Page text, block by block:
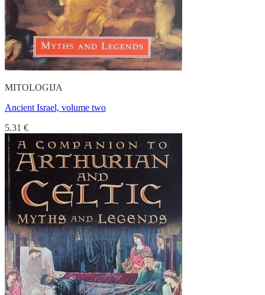
MITOLOGIJA
Ancient Israel, volume two
5.31 €